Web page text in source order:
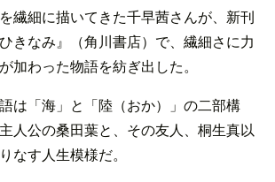
繊細に描いてきた千早茜さんが、新刊
きなみ』（角川書店）で、繊細さに力
加わった物語を紡ぎ出した。
は「海」と「陸（おか）」の二部構
人公の桑田葉と、その友人、桐生真以
なす人生模様だ。